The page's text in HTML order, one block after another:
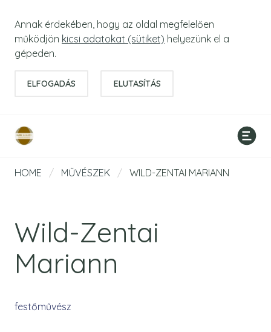
Annak érdekében, hogy az oldal megfelelően
működjön kicsi adatokat (sütiket) helyezünk el a
gépeden.
ELFOGADÁS ELUTASÍTÁS
HOME / MŰVÉSZEK / WILD-ZENTAI MARIANN
Wild-Zentai
Mariann
festőművész